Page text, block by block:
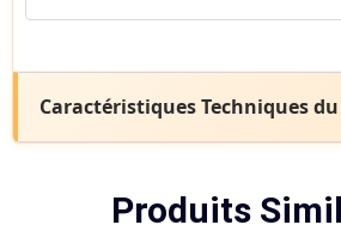
Caractéristiques Techniques
Produits